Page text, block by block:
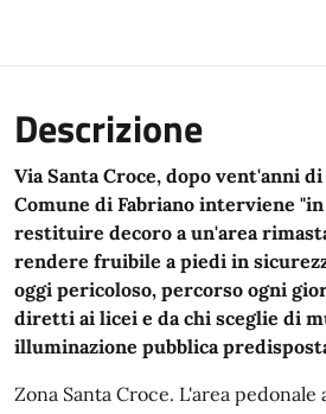
Descrizione
Via Santa Croce, dopo vent'anni
Comune di Fabriano interviene
restituire decoro a un'area
rendere fruibile a piedi in
oggi pericoloso, percorso ogni
diretti ai licei e da chi sceglie di
illuminazione pubblica
Zona Santa Croce. L'area pedonale